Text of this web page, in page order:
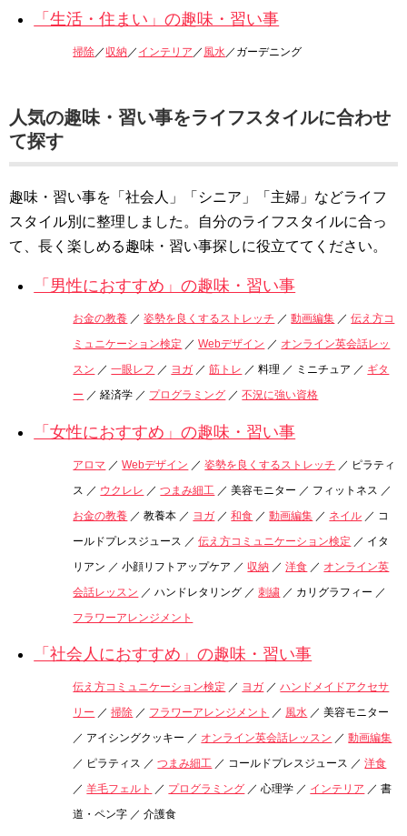
「生活・住まい」の趣味・習い事
掃除 ／収納 ／ インテリア ／ 風水 ／ガーデニング
人気の趣味・習い事をライフスタイルに合わせ
て探す
趣味・習い事を「社会人」「シニア」「主婦」などライフ
スタイル別に整理しました。自分のライフスタイルに合っ
て、長く楽しめる趣味・習い事探しに役立ててください。
「男性におすすめ」の趣味・習い事
お金の教養 ／姿勢を良くするストレッチ ／動画編集 ／伝え方コ
ミュニケーション検定 ／Webデザイン ／ オンライン英会話レッ
スン ／一眼レフ ／ ヨガ ／筋トレ ／ 料理 ／ ミニチュア ／ ギタ
ー ／ 経済学 ／ プログラミング ／不況に強い資格
「女性におすすめ」の趣味・習い事
アロマ ／Webデザイン ／姿勢を良くするストレッチ ／ ピラティ
ス ／ ウクレレ ／つまみ細工 ／ 美容モニター ／ フィットネス ／
お金の教養 ／ 教養本 ／ ヨガ ／和食 ／動画編集 ／ ネイル ／ コ
ールドプレスジュース ／伝え方コミュニケーション検定 ／ イタ
リアン ／ 小顔リフトアップケア ／収納 ／洋食 ／ オンライン英
会話レッスン ／ ハンドレタリング ／刺繍 ／ カリグラフィー ／
フラワーアレンジメント
「社会人におすすめ」の趣味・習い事
伝え方コミュニケーション検定 ／ ヨガ ／ハンドメイドアクセサ
リー ／掃除 ／ フラワーアレンジメント ／ 風水 ／ 美容モニター
／ アイシングクッキー ／ オンライン英会話レッスン ／動画編集
／ ピラティス ／つまみ細工 ／ コールドプレスジュース ／洋食
／羊毛フェルト ／ プログラミング ／ 心理学 ／ インテリア ／ 書
道・ペン字 ／ 介護食